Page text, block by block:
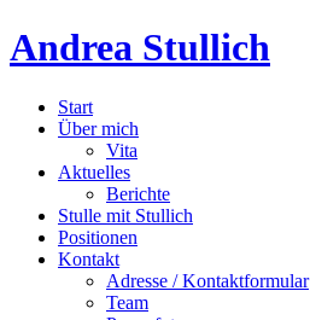
Andrea Stullich
Start
Über mich
Vita
Aktuelles
Berichte
Stulle mit Stullich
Positionen
Kontakt
Adresse / Kontaktformular
Team